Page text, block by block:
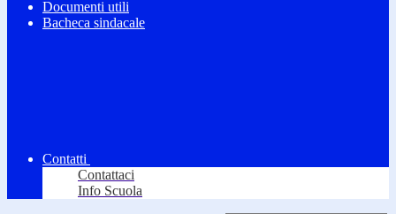
Documenti utili
Bacheca sindacale
Contatti
Contattaci
Info Scuola